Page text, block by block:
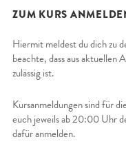
ZUM KURS
Hiermit meldest du dich zu
beachte, dass aus aktuellen
zulässig ist.
Kursanmeldungen sind für
euch jeweils ab 20:00 Uhr
dafür anmelden.